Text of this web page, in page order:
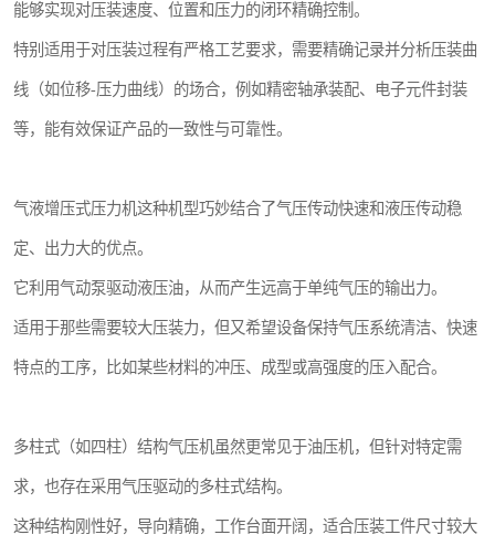
能够实现对压装速度、位置和压力的闭环精确控制。
特别适用于对压装过程有严格工艺要求，需要精确记录并分析压装曲
线（如位移-压力曲线）的场合，例如精密轴承装配、电子元件封装
等，能有效保证产品的一致性与可靠性。
气液增压式压力机这种机型巧妙结合了气压传动快速和液压传动稳
定、出力大的优点。
它利用气动泵驱动液压油，从而产生远高于单纯气压的输出力。
适用于那些需要较大压装力，但又希望设备保持气压系统清洁、快速
特点的工序，比如某些材料的冲压、成型或高强度的压入配合。
多柱式（如四柱）结构气压机虽然更常见于油压机，但针对特定需
求，也存在采用气压驱动的多柱式结构。
这种结构刚性好，导向精确，工作台面开阔，适合压装工件尺寸较大